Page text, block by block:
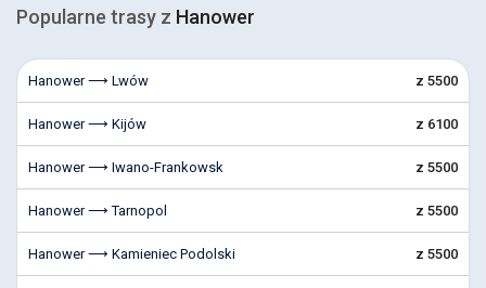
Popularne trasy z Hanower
Hanower ⟶ Lwów z 5500
Hanower ⟶ Kijów z 6100
Hanower ⟶ Iwano-Frankowsk z 5500
Hanower ⟶ Tarnopol z 5500
Hanower ⟶ Kamieniec Podolski z 5500